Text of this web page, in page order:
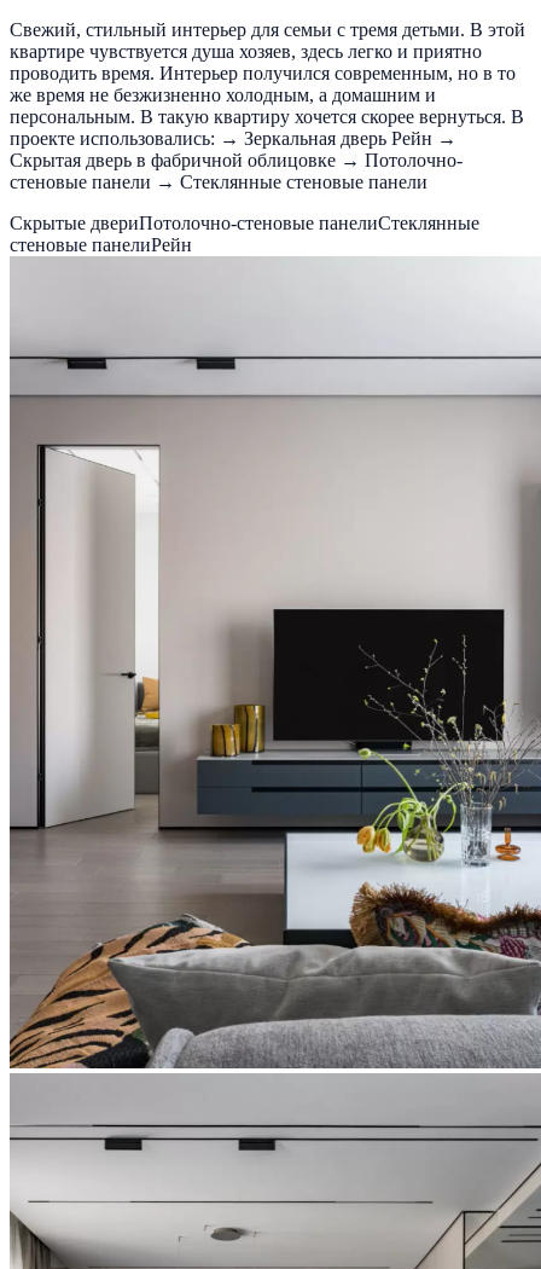
Свежий, стильный интерьер для семьи с тремя детьми. В этой
квартире чувствуется душа хозяев, здесь легко и приятно
проводить время. Интерьер получился современным, но в то
же время не безжизненно холодным, а домашним и
персональным. В такую квартиру хочется скорее вернуться. В
проекте использовались: → Зеркальная дверь Рейн →
Скрытая дверь в фабричной облицовке → Потолочно-
стеновые панели → Стеклянные стеновые панели
Скрытые двериПотолочно-стеновые панелиСтеклянные
стеновые панелиРейн